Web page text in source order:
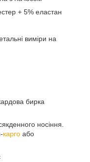
+ 5% еластан
виміри на
бирка
носіння.
карго або